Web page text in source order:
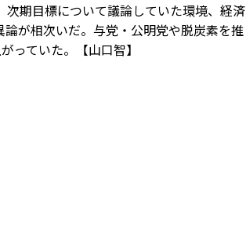
期目標について議論していた環境、経済
が相次いだ。与党・公明党や脱炭素を推
っていた。【山口智】